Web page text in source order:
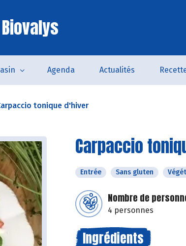
Biovalys
Agenda Actualités
tonique d'hiver
Carpaccio
Entrée Sans gluten
Nombre de
4 personnes
Ingrédients